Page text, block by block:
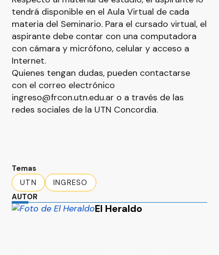
tendrá disponible en el Aula Virtual de cada
materia del Seminario. Para el cursado virtual, el
aspirante debe contar con una computadora
con cámara y micrófono, celular y acceso a
Internet.
Quienes tengan dudas, pueden contactarse
con el correo electrónico
ingreso@frcon.utn.edu.ar o a través de las
redes sociales de la UTN Concordia.
Temas
UTN
INGRESO
AUTOR
El Heraldo